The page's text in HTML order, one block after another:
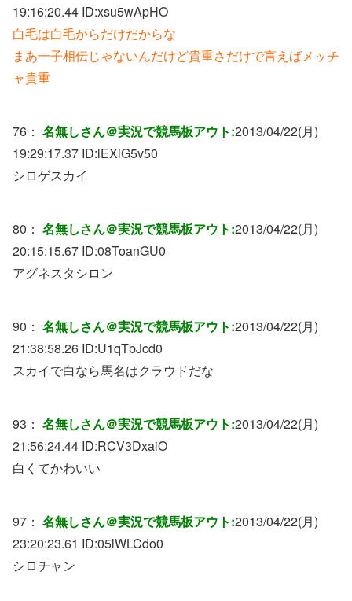
19:16:20.44 ID:xsu5wApHO
白毛は白毛からだけだからな
まあ一子相伝じゃないんだけど貴重さだけで言えばメッチ
ャ貴重
76： 名無しさん＠実況で競馬板アウト:2013/04/22(月)
19:29:17.37 ID:lEXiG5v50
シロゲスカイ
80： 名無しさん＠実況で競馬板アウト:2013/04/22(月)
20:15:15.67 ID:08ToanGU0
アグネスタシロン
90： 名無しさん＠実況で競馬板アウト:2013/04/22(月)
21:38:58.26 ID:U1qTbJcd0
スカイで白なら馬名はクラウドだな
93： 名無しさん＠実況で競馬板アウト:2013/04/22(月)
21:56:24.44 ID:RCV3DxaiO
白くてかわいい
97： 名無しさん＠実況で競馬板アウト:2013/04/22(月)
23:20:23.61 ID:05lWLCdo0
シロチャン